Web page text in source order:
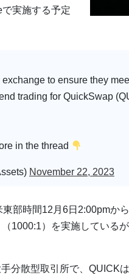
実施する予定
to ensure they
trading for QuickSwap
in the thread
November 22, 2023
部時間12月6日2:00pmから
1000:1）を実施している
分散型取引所で、QUICK